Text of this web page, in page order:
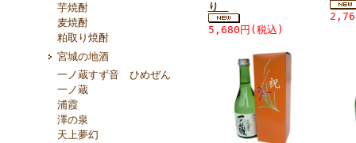
芋焼酎
麦焼酎
粕取り焼酎
宮城の地酒
一ノ蔵すず音 ひめぜん
一ノ蔵
浦霞
澤の泉
天上夢幻
り
5,680円(税込)